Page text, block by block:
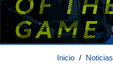
Inicio / Noticias